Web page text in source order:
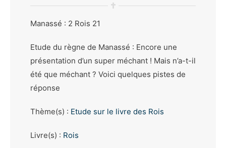
Manassé : 2 Rois 21
Etude du règne de Manassé : Encore une
présentation d’un super méchant ! Mais n’a-t-il
été que méchant ? Voici quelques pistes de
réponse
Thème(s) : Etude sur le livre des Rois
Livre(s) : Rois